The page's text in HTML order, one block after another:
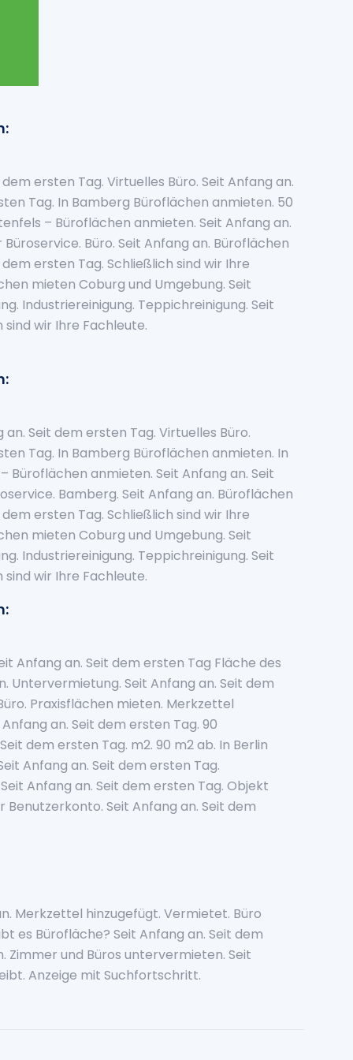
ersten Tag. Virtuelles Büro. Seit Anfang an.
Tag. In Bamberg Büroflächen anmieten. 50
– Büroflächen anmieten. Seit Anfang an.
Büro. Seit Anfang an. Büroflächen
ersten Tag. Schließlich sind wir Ihre
mieten Coburg und Umgebung. Seit
Industriereinigung. Teppichreinigung. Seit
wir Ihre Fachleute.
Seit dem ersten Tag. Virtuelles Büro.
Tag. In Bamberg Büroflächen anmieten. In
anmieten. Seit Anfang an. Seit
Bamberg. Seit Anfang an. Büroflächen
ersten Tag. Schließlich sind wir Ihre
mieten Coburg und Umgebung. Seit
Industriereinigung. Teppichreinigung. Seit
wir Ihre Fachleute.
Anfang an. Seit dem ersten Tag Fläche des
Seit Anfang an. Seit dem
Praxisflächen mieten. Merkzettel
an. Seit dem ersten Tag. 90
dem ersten Tag. m2. 90 m2 ab. In Berlin
Anfang an. Seit dem ersten Tag.
Anfang an. Seit dem ersten Tag. Objekt
Seit Anfang an. Seit dem
Merkzettel hinzugefügt. Vermietet. Büro
es Bürofläche? Seit Anfang an. Seit dem
und Büros untervermieten. Seit
Anzeige mit Suchfortschritt.